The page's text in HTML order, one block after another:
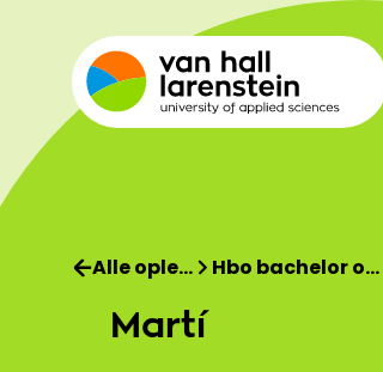
Alle ople… Hbo bachelor o…
Martí